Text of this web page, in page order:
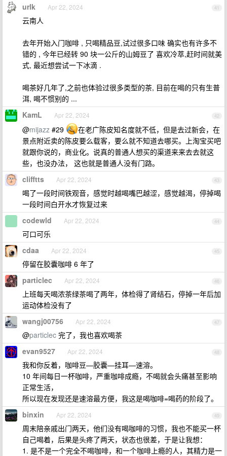
41
urlk Apr 22, 2024
云南人
去年开始入门咖啡 , 只喝精品豆,试过很多口味 确实也有许多不
错的 , 今年已经转 90 块一公斤的山姆豆了 喜欢冷萃,赶时间就美
式, 最近想尝试一下冰滴 .
喝茶好几年了,之前也体验过很多类型的茶, 目前在喝的只有生普
洱, 喝不惯别的 ...
42
KamL Apr 22, 2024
@mijazz #29
在老广陈皮知名度就不低，但是去过新会，在
景点附近卖的陈皮要么载客，要么就不知道去哪买。上淘宝买吧
就跟你说的，商业化。说真的普通人想买的渠道来来去去就这
些，也没办法， 这也就是普通人没有门路。
43
clifftts Apr 22, 2024
喝了一段时间铁观音，感觉时越喝嘴巴越涩，感觉越渴，停掉喝
一段时间白开水才恢复过来
44
codewld Apr 22, 2024
可口可乐
45
cdaa Apr 22, 2024
停留在胶囊咖啡 6 年了
46
particlec Apr 22, 2024
上班每天喝浓茶绿茶喝了两年，体检得了肾结石，停掉一年后加
运动体检没有了
47
wangj00756 Apr 22, 2024
@particlec 完了，我也喜欢喝茶
48
evan9527 Apr 22, 2024
我和你反着，咖啡豆—胶囊—挂耳—速溶。
10 年间每日一杯咖啡，严重咖啡成瘾，不喝就会头痛甚至影响
正常生活，
所以现在发现还是速溶最方便，我这是喝咖啡=喝药的阶段了。
49
binxin Apr 22, 2024
周末陪亲戚出门两天，他们没有喝咖啡的习惯，我也不能买一杯
自己喝着，后果是头疼了两天，状态也很差，于是让我想：
1. 是不是一个完全不喝咖啡，和一个咖啡上瘾的人，其精力是一